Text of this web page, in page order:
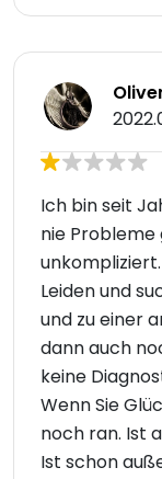
Ich bin seit
nie
Leiden und
und zu einer
dann auch
keine
Wenn Sie
noch ran. Ist
Ist schon